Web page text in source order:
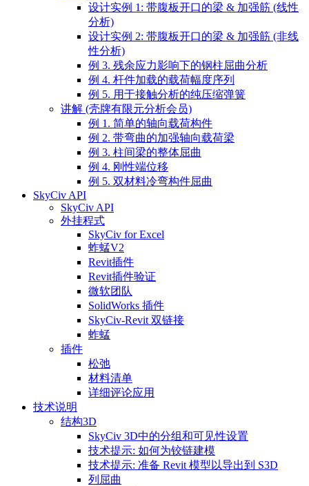
设计实例 1: 带腹板开口的梁 & 加强筋 (线性
分析)
设计实例 2: 带腹板开口的梁 & 加强筋 (非线
性分析)
例 3. 残余应力影响下的钢柱屈曲分析
例 4. 杆件加载的载荷幅度序列
例 5. 用于接触分析的纯压缩弹簧
讲解 (壳牌有限元分析会员)
例 1. 简单的轴向载荷构件
例 2. 带弯曲的加强轴向载荷梁
例 3. 柱间梁的整体屈曲
例 4. 刚性端位移
例 5. 双材料冷弯构件屈曲
SkyCiv API
SkyCiv API
外挂程式
SkyCiv for Excel
蚱蜢V2
Revit插件
Revit插件验证
微软团队
SolidWorks 插件
SkyCiv-Revit 双链接
蚱蜢
插件
松弛
材料清单
详细评论应用
技术说明
结构3D
SkyCiv 3D中的分组和可见性设置
技术提示: 如何为铰链建模
技术提示: 准备 Revit 模型以导出到 S3D
列屈曲